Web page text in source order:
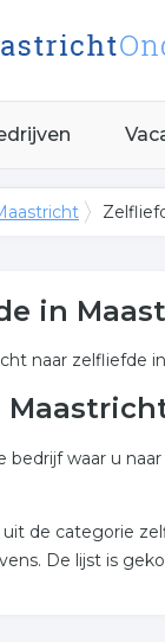
in
naar zelfliefde
bedrijf waar u
uit de categorie
De lijst is